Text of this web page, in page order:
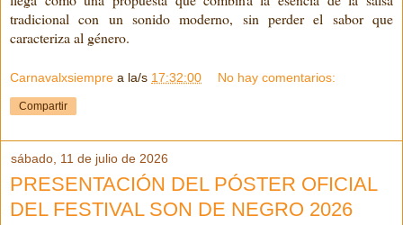
tradicional con un sonido moderno, sin perder el sabor que
caracteriza al género.
Carnavalxsiempre a la/s 17:32:00 No hay comentarios:
Compartir
sábado, 11 de julio de 2026
PRESENTACIÓN DEL PÓSTER OFICIAL
DEL FESTIVAL SON DE NEGRO 2026